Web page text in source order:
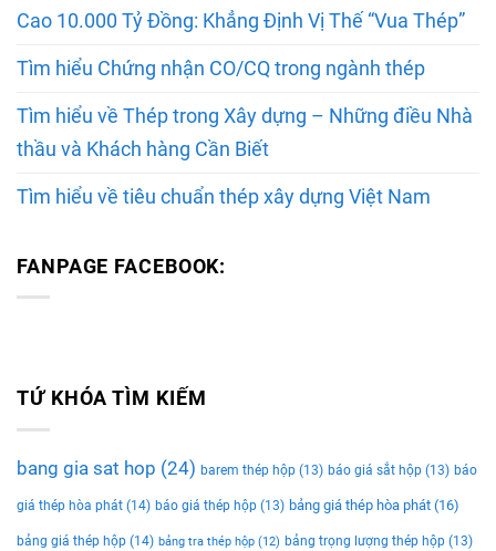
Cao 10.000 Tỷ Đồng: Khẳng Định Vị Thế “Vua Thép”
Tìm hiểu Chứng nhận CO/CQ trong ngành thép
Tìm hiểu về Thép trong Xây dựng – Những điều Nhà
thầu và Khách hàng Cần Biết
Tìm hiểu về tiêu chuẩn thép xây dựng Việt Nam
FANPAGE FACEBOOK:
TỨ KHÓA TÌM KIẾM
bang gia sat hop (24) barem thép hộp (13) báo giá sắt hộp (13) báo
giá thép hòa phát (14) báo giá thép hộp (13) bảng giá thép hòa phát (16)
bảng giá thép hộp (14) bảng tra thép hộp (12) bảng trọng lượng thép hộp (13)